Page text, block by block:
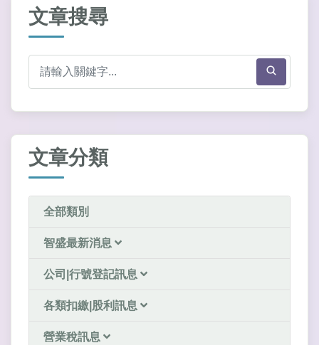
文章搜尋
文章分類
全部類別
智盛最新消息
公司|行號登記訊息
各類扣繳|股利訊息
營業稅訊息